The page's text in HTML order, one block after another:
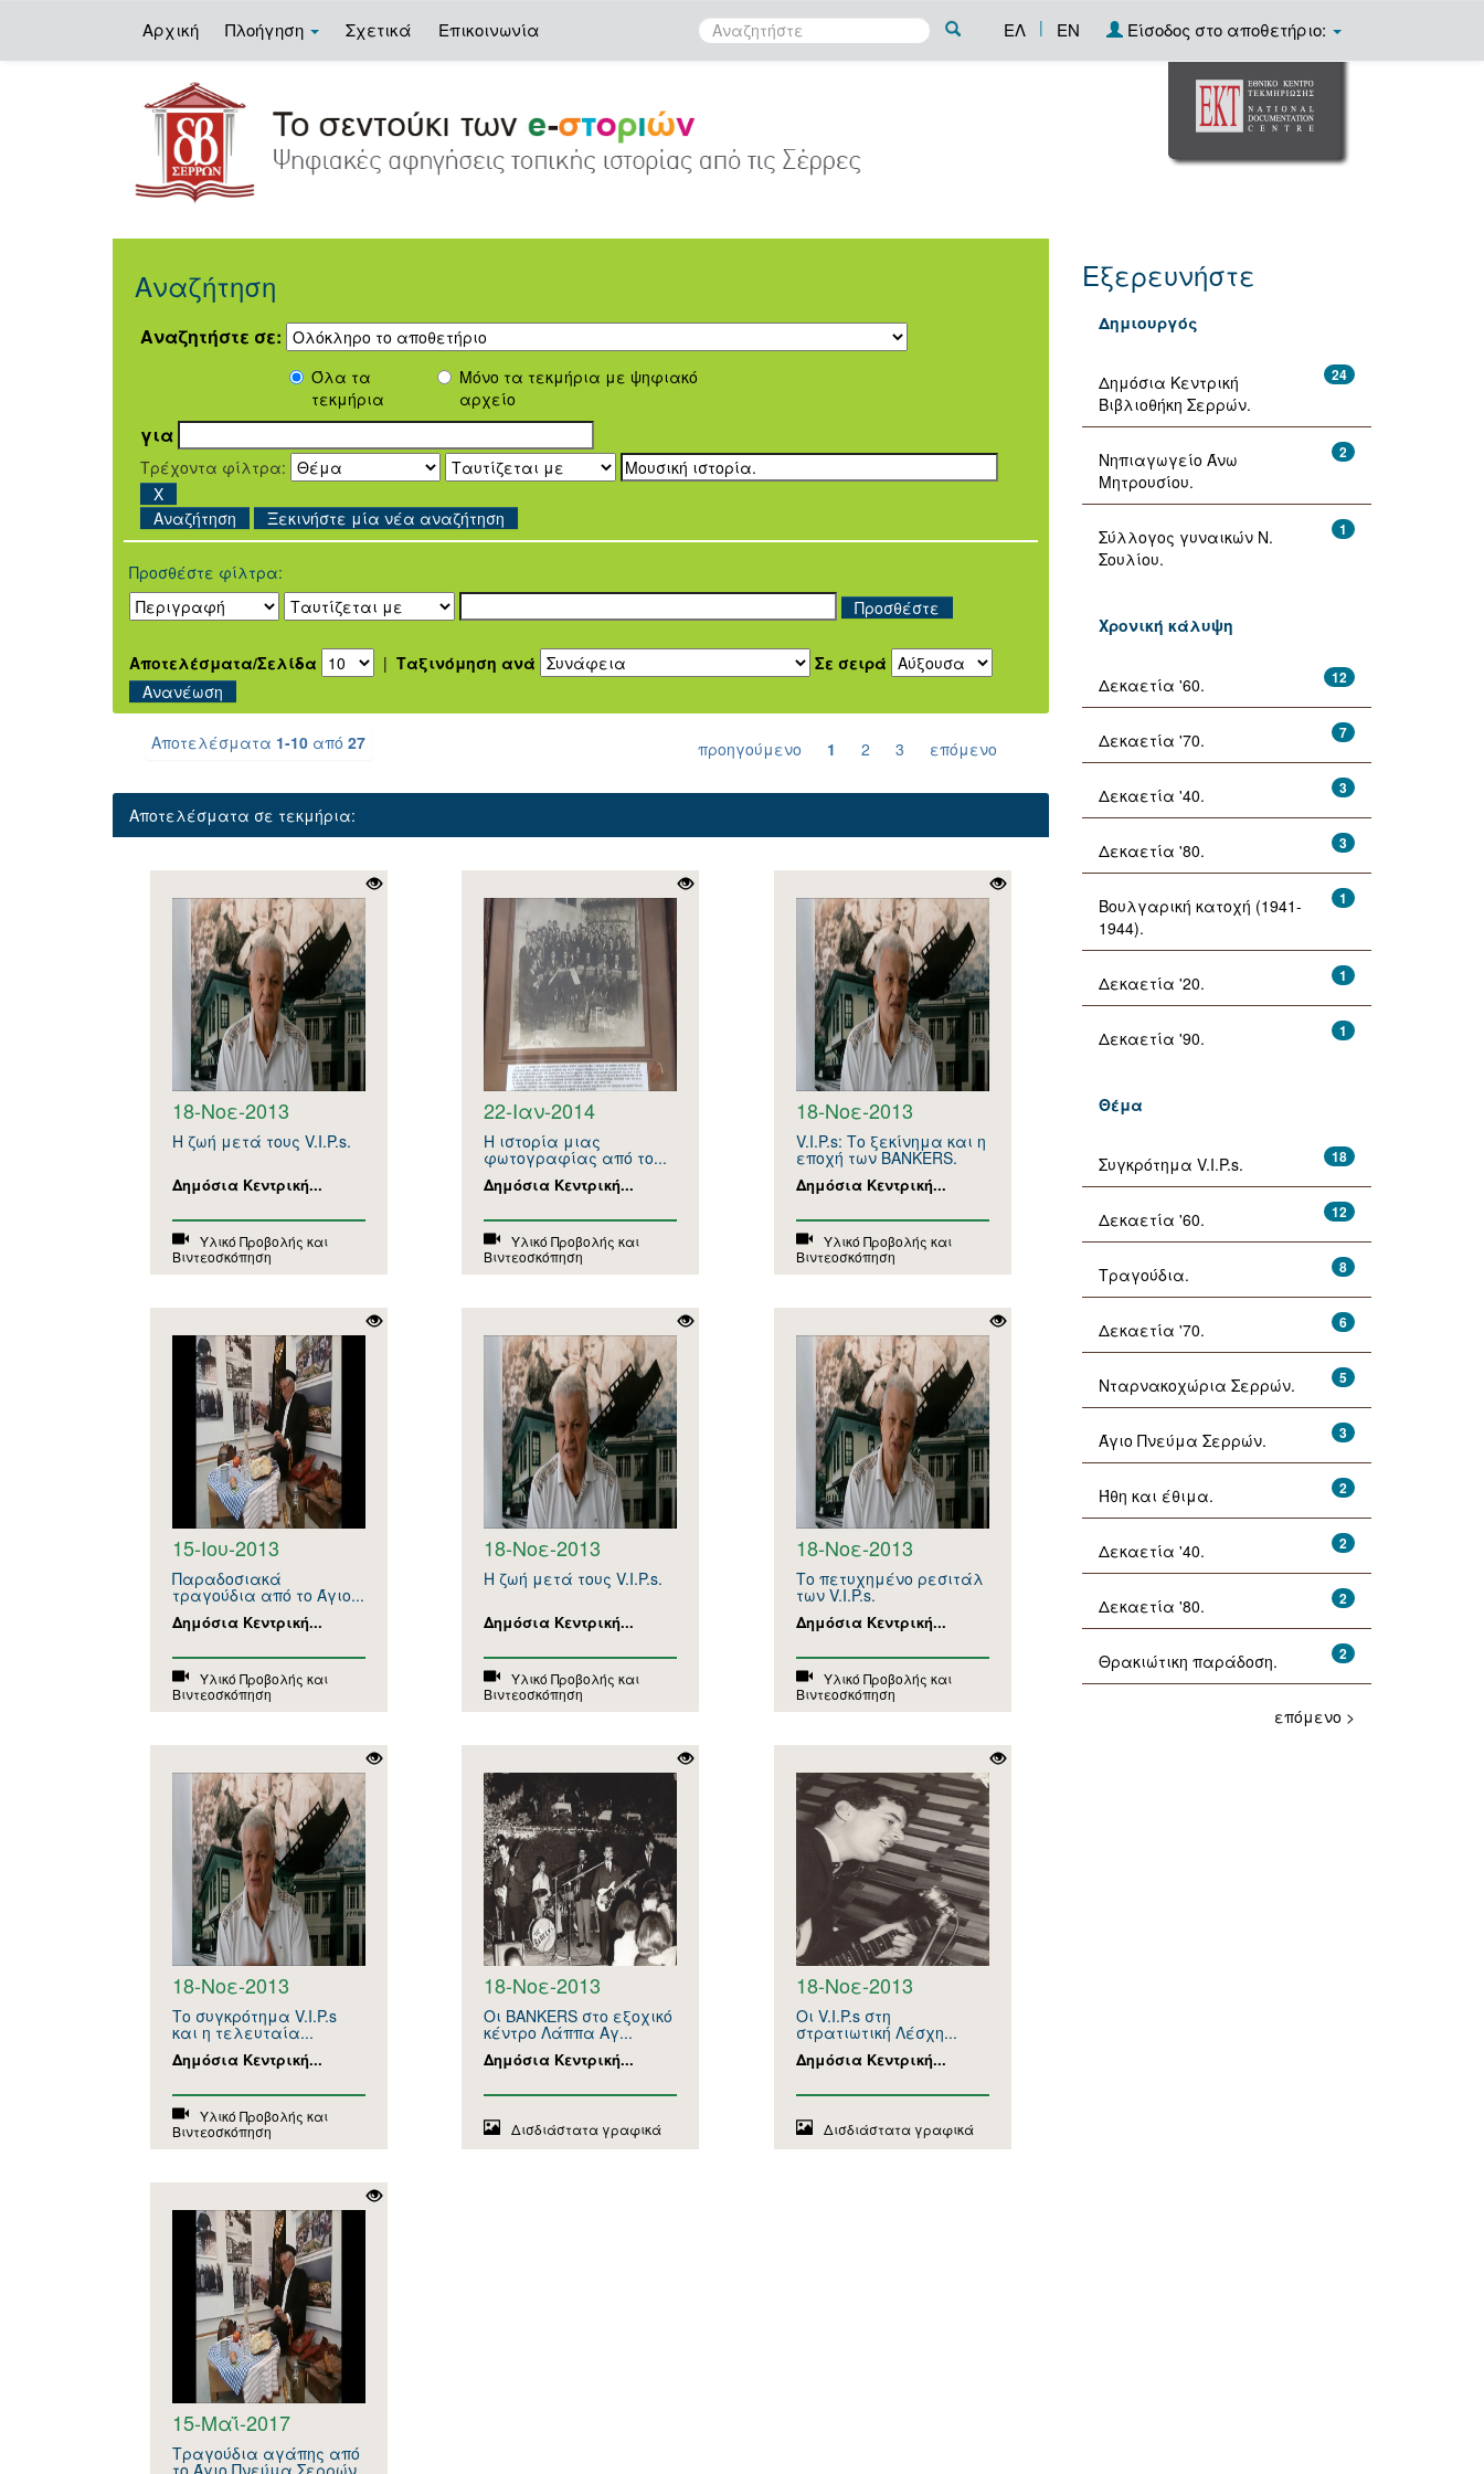
Αρχική Πλοήγηση Σχετικά Επικοινωνία ΕΛ | EN Είσοδος στο αποθετήριο:
Αναζήτηση
Αναζητήστε σε:
Όλα τα
τεκμήρια
Μόνο τα τεκμήρια με ψηφιακό
αρχείο
για
Τρέχοντα φίλτρα:
Ξεκινήστε μία νέα αναζήτηση
Προσθέστε φίλτρα:
Αποτελέσματα/Σελίδα | Ταξινόμηση ανά Σε σειρά
Αποτελέσματα 1-10 από 27 προηγούμενο 1 2 3 επόμενο
Αποτελέσματα σε τεκμήρια:
18-Νοε-2013
Η ζωή μετά τoυς V.I.P.s.
Δημόσια Κεντρική...
Υλικό Προβολής και
Βιντεοσκόπηση
22-Ιαν-2014
Η ιστορία μιας
φωτογραφίας από το...
Δημόσια Κεντρική...
Υλικό Προβολής και
Βιντεοσκόπηση
18-Νοε-2013
V.I.P.s: Το ξεκίνημα και η
εποχή των BANKERS.
Δημόσια Κεντρική...
Υλικό Προβολής και
Βιντεοσκόπηση
15-Ιου-2013
Παραδοσιακά
τραγούδια από το Άγιο...
Δημόσια Κεντρική...
Υλικό Προβολής και
Βιντεοσκόπηση
18-Νοε-2013
Η ζωή μετά τους V.I.P.s.
Δημόσια Κεντρική...
Υλικό Προβολής και
Βιντεοσκόπηση
18-Νοε-2013
Το πετυχημένο ρεσιτάλ
των V.I.P.s.
Δημόσια Κεντρική...
Υλικό Προβολής και
Βιντεοσκόπηση
18-Νοε-2013
Το συγκρότημα V.I.P.s
και η τελευταία...
Δημόσια Κεντρική...
Υλικό Προβολής και
Βιντεοσκόπηση
18-Νοε-2013
Οι BANKERS στο εξοχικό
κέντρο Λάππα Αγ...
Δημόσια Κεντρική...
Δισδιάστατα γραφικά
18-Νοε-2013
Οι V.I.P.s στη
στρατιωτική Λέσχη...
Δημόσια Κεντρική...
Δισδιάστατα γραφικά
15-Μαΐ-2017
Τραγούδια αγάπης από
το Άγιο Πνεύμα Σερρών.
Εξερευνήστε
Δημιουργός
24
Δημόσια Κεντρική
Βιβλιοθήκη Σερρών.
2
Νηπιαγωγείο Άνω
Μητρουσίου.
1
Σύλλογος γυναικών Ν.
Σουλίου.
Χρονική κάλυψη
12
Δεκαετία '60.
7
Δεκαετία '70.
3
Δεκαετία '40.
3
Δεκαετία '80.
1
Βουλγαρική κατοχή (1941-
1944).
1
Δεκαετία '20.
1
Δεκαετία '90.
Θέμα
18
Συγκρότημα V.I.P.s.
12
Δεκαετία '60.
8
Τραγούδια.
6
Δεκαετία '70.
5
Νταρνακοχώρια Σερρών.
3
Άγιο Πνεύμα Σερρών.
2
Ήθη και έθιμα.
2
Δεκαετία '40.
2
Δεκαετία '80.
2
Θρακιώτικη παράδοση.
επόμενο >